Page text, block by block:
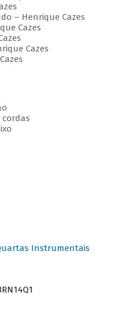
– Henrique Cazes
Cazes
Cazes
cordas
Instrumentais